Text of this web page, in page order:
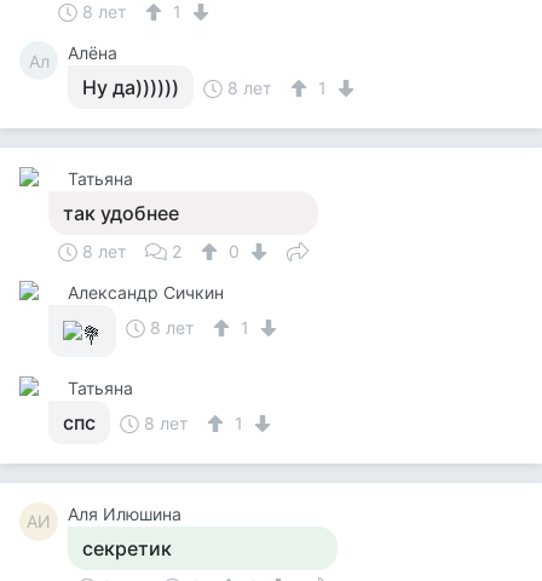
8 лет 1
Ал Алёна
Ну да)))))) 8 лет 1
Татьяна
так удобнее
8 лет 2
0
Александр Сичкин
8 лет
1
Татьяна
спс 8 лет 1
АИ Аля Илюшина
секретик